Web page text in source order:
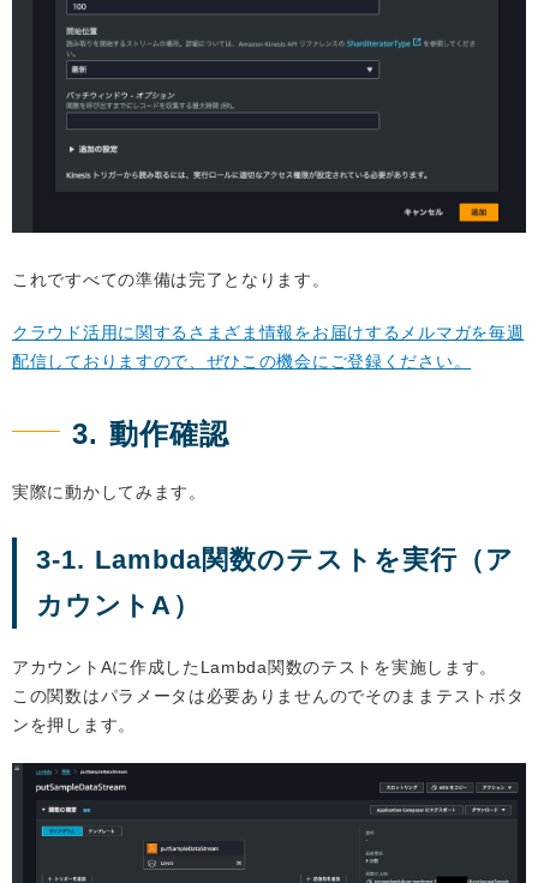
これですべての準備は完了となります。
クラウド活用に関するさまざま情報をお届けするメルマガを毎週
配信しておりますので、ぜひこの機会にご登録ください。
3. 動作確認
実際に動かしてみます。
3-1. Lambda関数のテストを実行（ア
カウントA）
アカウントAに作成したLambda関数のテストを実施します。
この関数はパラメータは必要ありませんのでそのままテストボタ
ンを押します。